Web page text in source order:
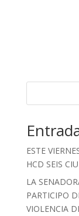
ESTE
HCD SEIS
LA
PARTICIPO
VIOLENCIA